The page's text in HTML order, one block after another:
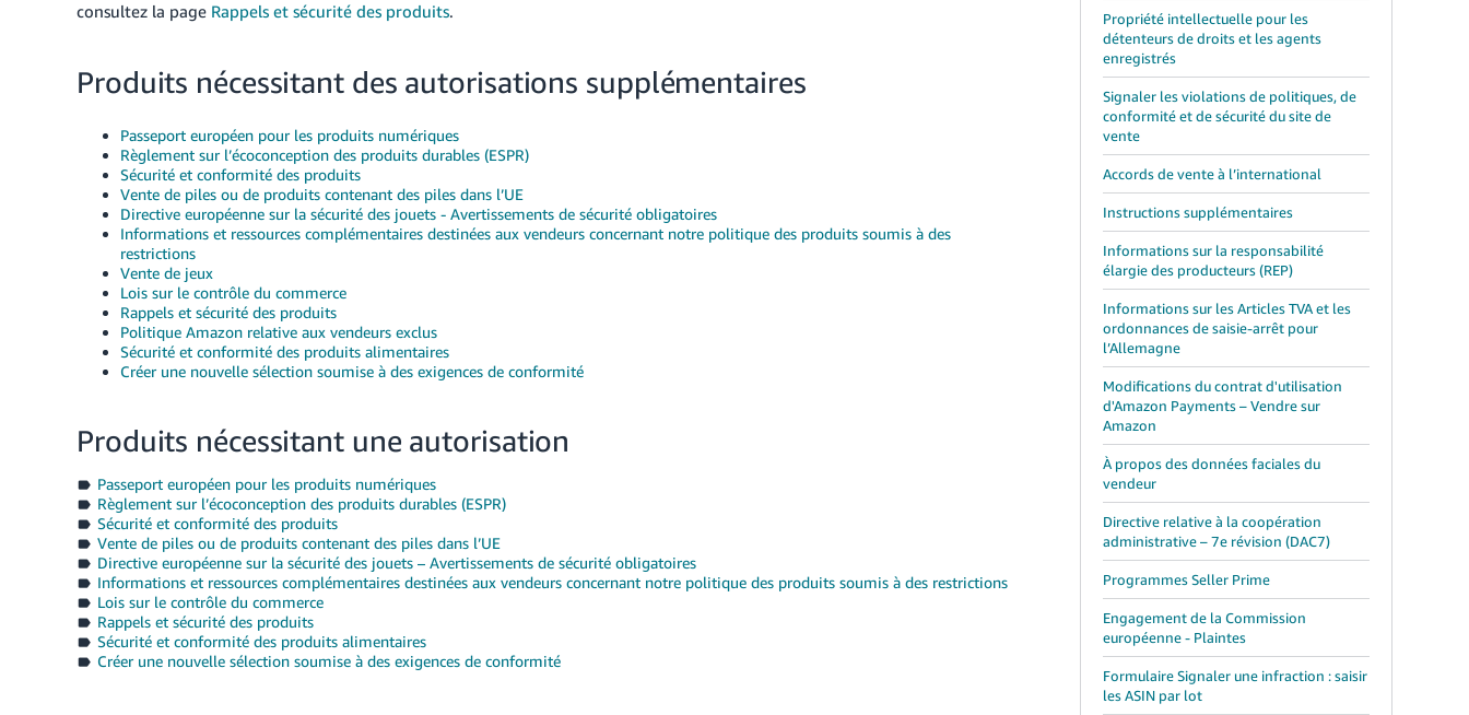
consultez la page Rappels et sécurité des produits.
Produits nécessitant des autorisations supplémentaires
Passeport européen pour les produits numériques
Règlement sur l’écoconception des produits durables (ESPR)
Sécurité et conformité des produits
Vente de piles ou de produits contenant des piles dans l’UE
Directive européenne sur la sécurité des jouets - Avertissements de sécurité obligatoires
Informations et ressources complémentaires destinées aux vendeurs concernant notre politique des produits soumis à des
restrictions
Vente de jeux
Lois sur le contrôle du commerce
Rappels et sécurité des produits
Politique Amazon relative aux vendeurs exclus
Sécurité et conformité des produits alimentaires
Créer une nouvelle sélection soumise à des exigences de conformité
Produits nécessitant une autorisation
Passeport européen pour les produits numériques
Règlement sur l’écoconception des produits durables (ESPR)
Sécurité et conformité des produits
Vente de piles ou de produits contenant des piles dans l’UE
Directive européenne sur la sécurité des jouets – Avertissements de sécurité obligatoires
Informations et ressources complémentaires destinées aux vendeurs concernant notre politique des produits soumis à des restrictions
Lois sur le contrôle du commerce
Rappels et sécurité des produits
Sécurité et conformité des produits alimentaires
Créer une nouvelle sélection soumise à des exigences de conformité
Propriété intellectuelle pour les
détenteurs de droits et les agents
enregistrés
Signaler les violations de politiques, de
conformité et de sécurité du site de
vente
Accords de vente à l’international
Instructions supplémentaires
Informations sur la responsabilité
élargie des producteurs (REP)
Informations sur les Articles TVA et les
ordonnances de saisie-arrêt pour
l’Allemagne
Modifications du contrat d'utilisation
d'Amazon Payments – Vendre sur
Amazon
À propos des données faciales du
vendeur
Directive relative à la coopération
administrative – 7e révision (DAC7)
Programmes Seller Prime
Engagement de la Commission
européenne - Plaintes
Formulaire Signaler une infraction : saisir
les ASIN par lot